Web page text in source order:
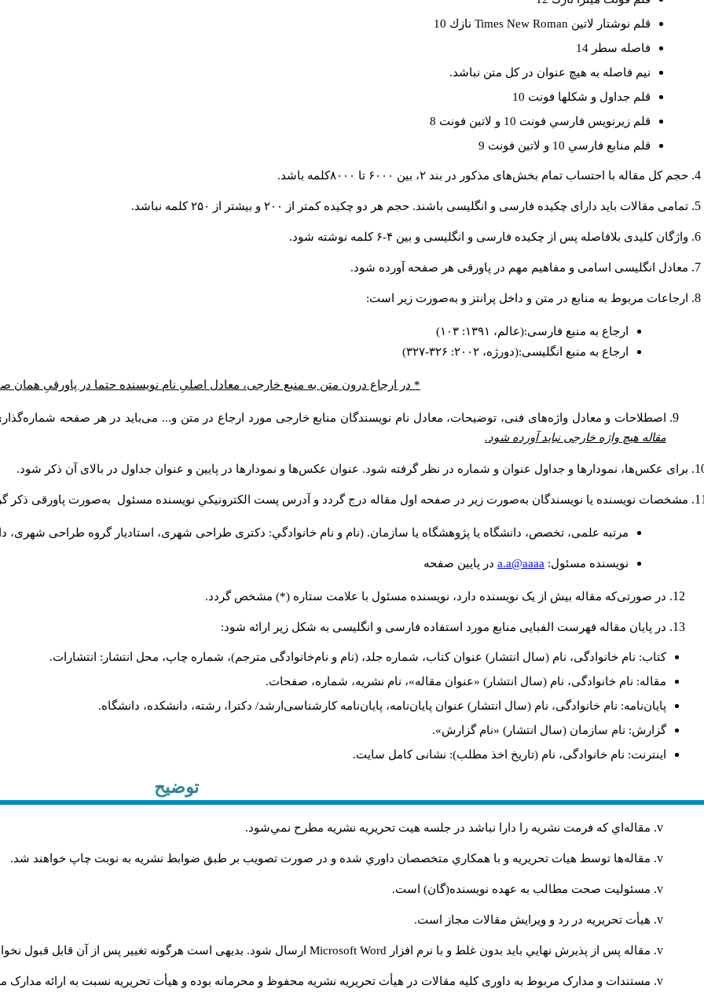
قلم نوشتار لاتين Times New Roman نازك 10
فاصله سطر 14
نيم فاصله به هيچ عنوان در كل متن نباشد.
قلم جداول و شكلها فونت 10
قلم زيرنويس فارسي فونت 10 و لاتين فونت 8
قلم منابع فارسي 10 و لاتين فونت 9
حجم کل مقاله با احتساب تمام بخش‌های مذکور در بند ۲، بین ۶۰۰۰ تا ۸۰۰۰کلمه باشد.
تمامی مقالات باید دارای چکیده فارسی و انگلیسی باشند. حجم هر دو چکیده کمتر از ۲۰۰ و بیشتر از ۲۵۰ کلمه نباشد.
واژگان کلیدی بلافاصله پس از چکیده فارسی و انگلیسی و بین ۴-۶ کلمه نوشته شود.
معادل انگلیسی اسامی و مفاهیم مهم در پاورقی هر صفحه آورده شود.
ارجاعات مربوط به منابع در متن و داخل پرانتز و به‌صورت زیر است:
ارجاع به منبع فارسی:(عالم، ۱۳۹۱: ۱۰۳)
ارجاع به منبع انگلیسی:(دورژه، ۲۰۰۲: ۳۲۶-۳۲۷)
* در ارجاع درون متن به منبع خارجی، معادل اصلیِ نام نویسنده حتما در پاورقیِ همان
اصطلاحات و معادل واژه‌های فنی، توضیحات، معادل نام نویسندگان منابع خارجی مورد ارجاع در متن و... می‌باید در هر صفحه
مقاله هیچ واژه خارجی نباید آورده شود.
برای عکس‌ها، نمودارها و جداول عنوان و شماره در نظر گرفته شود. عنوان عکس‌ها و نمودارها در پایین و عنوان جداول در بالای آن ذکر شود.
مشخصات نویسنده یا نویسندگان به‌صورت زیر در صفحه اول مقاله درج گردد و آدرس پست الكترونيكي نويسنده مسئول به‌صورت پاورقی ذکر
مرتبه علمی، تخصص، دانشگاه یا پژوهشگاه یا سازمان. (نام و نام خانوادگي: دکتری طراحی شهری، استادیار گروه طراحی شهری،
نويسنده مسئول: a.a@aaaa در پايين صفحه
در صورتی‌که مقاله بیش از یک نویسنده دارد، نویسنده مسئول با علامت ستاره (*) مشخص گردد.
در پایان مقاله فهرست الفبایی منابع مورد استفاده فارسی و انگلیسی به شکل زیر ارائه شود:
کتاب: نام خانوادگی، نام (سال انتشار) عنوان کتاب، شماره جلد، (نام و نام‌خانوادگی مترجم)، شماره چاپ، محل انتشار: انتشارات.
مقاله: نام خانوادگی، نام (سال انتشار) «عنوان مقاله»، نام نشریه، شماره، صفحات.
پایان‌نامه: نام خانوادگی، نام (سال انتشار) عنوان پایان‌نامه، پایان‌نامه کارشناسی‌ارشد/ دکترا، رشته، دانشکده، دانشگاه.
گزارش: نام سازمان (سال انتشار) «نام گزارش».
اینترنت: نام خانوادگی، نام (تاریخ اخذ مطلب): نشانی کامل سایت.
توضیح
مقاله‌اي كه فرمت نشريه را دارا نباشد در جلسه هيت تحريريه نشريه مطرح نمي‌شود.
مقاله‌ها توسط هیات تحريريه و با همکاري متخصصان داوري شده و در صورت تصويب بر طبق ضوابط نشريه به نوبت چاپ خواهند شد.
مسئوليت صحت مطالب به عهده نويسنده(گان) است.
هيأت تحريريه در رد و ويرايش مقالات مجاز است.
مقاله پس از پذيرش نهايي باید بدون غلط و با نرم افزار Microsoft Word ارسال شود. بدیهی است هرگونه تغییر پس از آن قابل قبول
مستندات و مدارک مربوط به داوری کلیه مقالات در هیأت تحریریه نشریه محفوظ و محرمانه بوده و هیأت تحریریه نسبت به ارائه مدارک